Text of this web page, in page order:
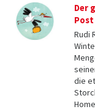
Der
Rudi
die